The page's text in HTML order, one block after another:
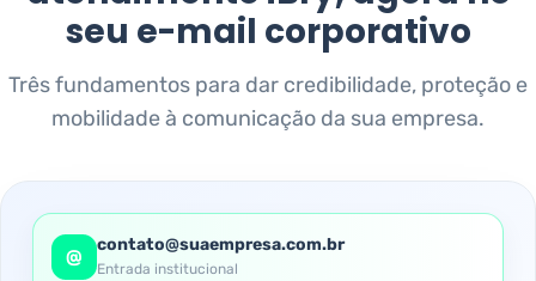
seu e-mail corporativo
Três fundamentos para dar credibilidade, proteção e
mobilidade à comunicação da sua empresa.
@
contato@suaempresa.com.br
Entrada institucional